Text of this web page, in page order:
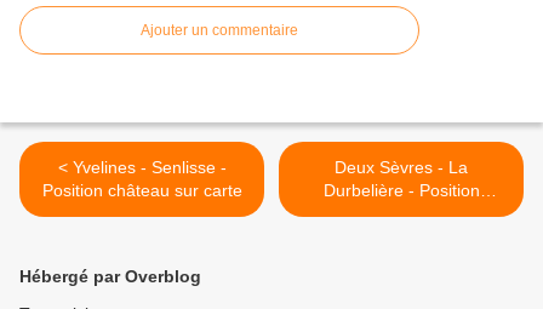
Ajouter un commentaire
< Yvelines - Senlisse -
Position château sur carte
Deux Sèvres - La
Durbelière - Position
château sur carte >
Hébergé par Overblog